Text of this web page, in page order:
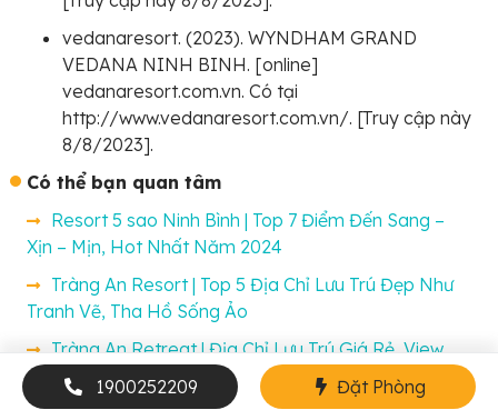
vedanaresort. (2023). WYNDHAM GRAND
VEDANA NINH BINH. [online]
vedanaresort.com.vn. Có tại
http://www.vedanaresort.com.vn/. [Truy cập này
8/8/2023].
Có thể bạn quan tâm
Resort 5 sao Ninh Bình | Top 7 Điểm Đến Sang –
Xịn – Mịn, Hot Nhất Năm 2024
Tràng An Resort | Top 5 Địa Chỉ Lưu Trú Đẹp Như
Tranh Vẽ, Tha Hồ Sống Ảo
Tràng An Retreat | Địa Chỉ Lưu Trú Giá Rẻ, View
Đẹp, Không Gian Yên Tĩnh
1900252209 Đặt Phòng